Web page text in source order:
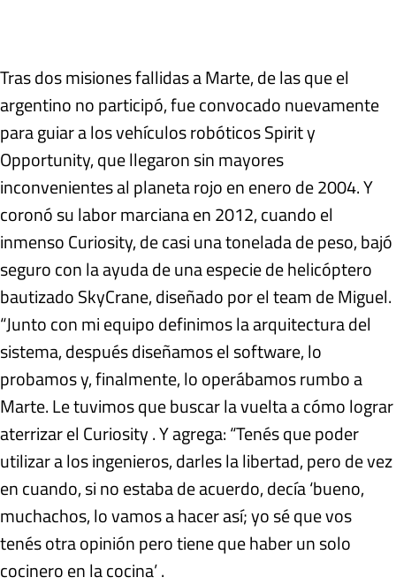
Tras dos misiones fallidas a Marte, de las que el
argentino no participó, fue convocado nuevamente
para guiar a los vehículos robóticos Spirit y
Opportunity, que llegaron sin mayores
inconvenientes al planeta rojo en enero de 2004. Y
coronó su labor marciana en 2012, cuando el
inmenso Curiosity, de casi una tonelada de peso, bajó
seguro con la ayuda de una especie de helicóptero
bautizado SkyCrane, diseñado por el team de Miguel.
“Junto con mi equipo definimos la arquitectura del
sistema, después diseñamos el software, lo
probamos y, finalmente, lo operábamos rumbo a
Marte. Le tuvimos que buscar la vuelta a cómo lograr
aterrizar el Curiosity . Y agrega: “Tenés que poder
utilizar a los ingenieros, darles la libertad, pero de vez
en cuando, si no estaba de acuerdo, decía ‘bueno,
muchachos, lo vamos a hacer así; yo sé que vos
tenés otra opinión pero tiene que haber un solo
cocinero en la cocina’ .